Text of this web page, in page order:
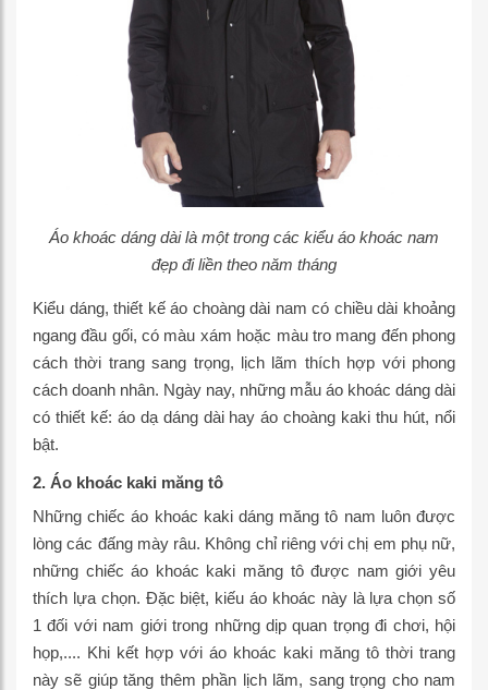
Áo khoác dáng dài là một trong các kiểu áo khoác nam
đẹp đi liền theo năm tháng
Kiểu dáng, thiết kế áo choàng dài nam có chiều dài khoảng
ngang đầu gối, có màu xám hoặc màu tro mang đến phong
cách thời trang sang trọng, lịch lãm thích hợp với phong
cách doanh nhân. Ngày nay, những mẫu áo khoác dáng dài
có thiết kế: áo dạ dáng dài hay áo choàng kaki thu hút, nổi
bật.
2. Áo khoác kaki măng tô
Những chiếc áo khoác kaki dáng măng tô nam luôn được
lòng các đấng mày râu. Không chỉ riêng với chị em phụ nữ,
những chiếc áo khoác kaki măng tô được nam giới yêu
thích lựa chọn. Đặc biệt, kiếu áo khoác này là lựa chọn số
1 đối với nam giới trong những dịp quan trọng đi chơi, hội
họp,.... Khi kết hợp với áo khoác kaki măng tô thời trang
này sẽ giúp tăng thêm phần lịch lãm, sang trọng cho nam